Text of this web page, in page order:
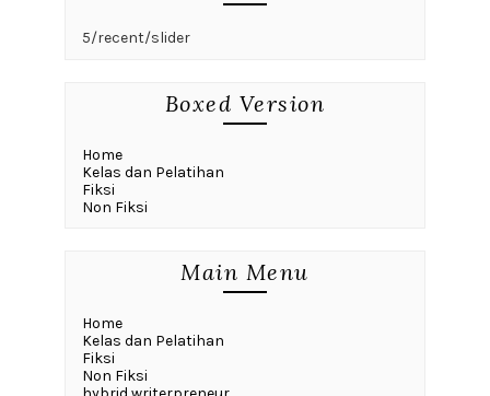
5/recent/slider
Boxed Version
Home
Kelas dan Pelatihan
Fiksi
Non Fiksi
Main Menu
Home
Kelas dan Pelatihan
Fiksi
Non Fiksi